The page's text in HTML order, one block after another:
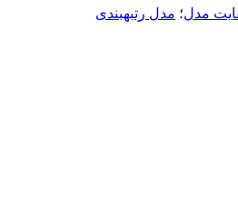
مدل؛ مدل رتبه­بندی